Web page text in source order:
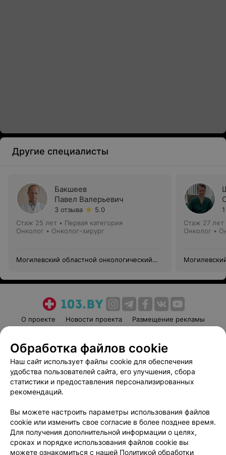
Другие специалисты
Бакшеев
Павел Валерьевич
3 отзыва
5.0
Стаж 25 лет • Первая категория
Онколог • Онколог-хирург
Могилевский областной онкологический
Стаж 27 лет
Онколог •
О проекте Новости проекта
Размещение рекламы
Пользовательское соглашение
Способы оплаты
Вакансии
Партнеры
Написать руководителю 103.by
Обработка персональных данных
Обработка файлов cookie
Наш сайт использует файлы cookie для обеспечения
удобства пользователей сайта, его улучшения, сбора
статистики и предоставления персонализированных
рекомендаций.
Вы можете настроить параметры использования файлов
cookie или изменить свое согласие в более позднее время.
Для получения дополнительной информации о целях,
сроках и порядке использования файлов cookie вы
можете ознакомиться с нашей Политикой обработки